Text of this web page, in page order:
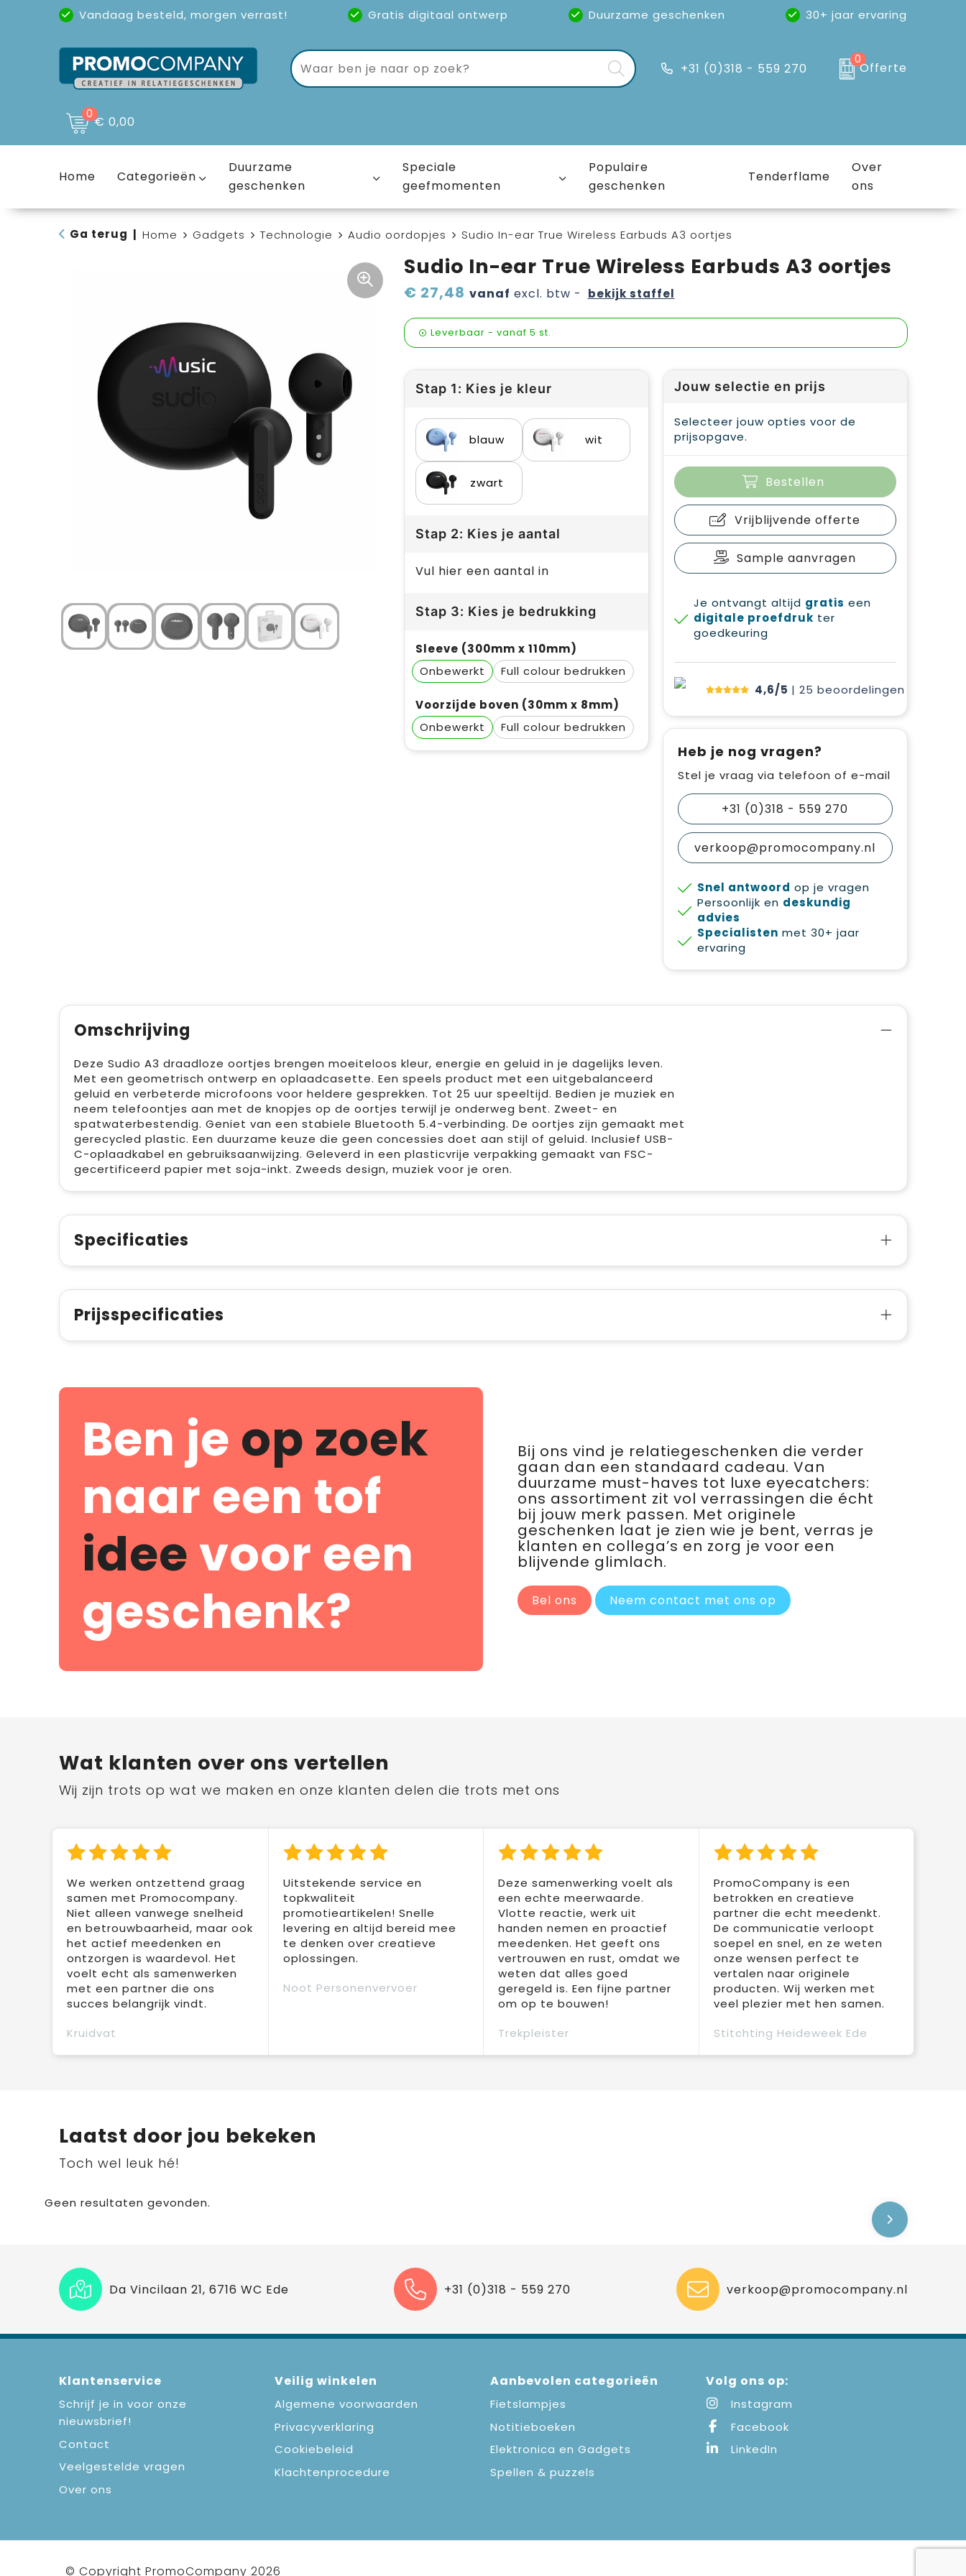
Vandaag besteld, morgen verrast! Gratis digitaal ontwerp Duurzame geschenken
30+ jaar ervaring
Uitstekende reviews(4,6/5)
+31 (0)318 - 559 270
0
Offerte
0€ 0,00
Home Categorieën
Duurzame
geschenken
Speciale
geefmomenten
Populaire
geschenken
Tenderflame
Over
ons
Ga terug Home Gadgets Technologie Audio oordopjes Sudio In-ear True Wireless Earbuds A3 oortjes
Sudio In-ear True Wireless Earbuds A3 oortjes
€ 27,48 vanaf excl. btw - bekijk staffel
Leverbaar - vanaf 5 st.
Stap 1: Kies je kleur
blauw wit
zwart
Stap 2: Kies je aantal
Vul hier een aantal in
Stap 3: Kies je bedrukking
Sleeve (300mm x 110mm)
Onbewerkt
Full colour
Voorzijde boven (30mm x 8mm)
Onbewerkt
Full colour
Jouw selectie en prijs
Selecteer jouw opties voor de
prijsopgave.
Bestellen
Vrijblijvende offerte
Sample aanvragen
Je ontvangt altijd gratis een
digitale proefdruk ter
goedkeuring
4,6/5 | 25 beoordelingen
Heb je nog vragen?
Stel je vraag via telefoon of e-mail
+31 (0)318 - 559 270
verkoop@promocompany.nl
Snel antwoord op je vragen
Persoonlijk en deskundig
advies
Specialisten met 30+ jaar
ervaring
Omschrijving
Deze Sudio A3 draadloze oortjes brengen moeiteloos kleur, energie en geluid in je dagelijks leven.
Met een geometrisch ontwerp en oplaadcasette. Een speels product met een uitgebalanceerd
geluid en verbeterde microfoons voor heldere gesprekken. Tot 25 uur speeltijd. Bedien je muziek en
neem telefoontjes aan met de knopjes op de oortjes terwijl je onderweg bent. Zweet- en
spatwaterbestendig. Geniet van een stabiele Bluetooth 5.4-verbinding. De oortjes zijn gemaakt met
gerecycled plastic. Een duurzame keuze die geen concessies doet aan stijl of geluid. Inclusief USB-
C-oplaadkabel en gebruiksaanwijzing. Geleverd in een plasticvrije verpakking gemaakt van FSC-
gecertificeerd papier met soja-inkt. Zweeds design, muziek voor je oren.
Specificaties
Prijsspecificaties
Ben je op zoek
naar een tof
ideevoor een
geschenk?
Bij ons vind je relatiegeschenken die verder
gaan dan een standaard cadeau. Van
duurzame must-haves tot luxe eyecatchers:
ons assortiment zit vol verrassingen die écht
bij jouw merk passen. Met originele
geschenken laat je zien wie je bent, verras je
klanten en collega’s en zorg je voor een
blijvende glimlach.
Bel ons Neem contact met ons op
Wat klanten over ons vertellen
Wij zijn trots op wat we maken en onze klanten delen die trots met ons
We werken ontzettend graag
samen met Promocompany.
Niet alleen vanwege snelheid
en betrouwbaarheid, maar ook
het actief meedenken en
ontzorgen is waardevol. Het
voelt echt als samenwerken
met een partner die ons
succes belangrijk vindt.
Kruidvat
Uitstekende service en
topkwaliteit
promotieartikelen! Snelle
levering en altijd bereid mee
te denken over creatieve
oplossingen.
Noot Personenvervoer
Deze samenwerking voelt als
een echte meerwaarde.
Vlotte reactie, werk uit
handen nemen en proactief
meedenken. Het geeft ons
vertrouwen en rust, omdat we
weten dat alles goed
geregeld is. Een fijne partner
om op te bouwen!
Trekpleister
PromoCompany is een
betrokken en creatieve
partner die echt meedenkt.
De communicatie verloopt
soepel en snel, en ze weten
onze wensen perfect te
vertalen naar originele
producten. Wij werken met
veel plezier met hen samen.
Stitchting Heideweek Ede
Laatst door jou bekeken
Toch wel leuk hé!
Geen resultaten gevonden.
Da Vincilaan 21, 6716 WC Ede +31 (0)318 - 559 270 verkoop@promocompany.nl
Klantenservice
Schrijf je in voor onze
nieuwsbrief!
Contact
Veelgestelde vragen
Over ons
Veilig winkelen
Algemene voorwaarden
Privacyverklaring
Cookiebeleid
Klachtenprocedure
Aanbevolen categorieën
Fietslampjes
Notitieboeken
Elektronica en Gadgets
Spellen & puzzels
Volg ons op:
Instagram
Facebook
LinkedIn
© Copyright PromoCompany 2026